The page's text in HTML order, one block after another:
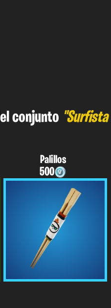
conjunto "Surfista
Palillos
500